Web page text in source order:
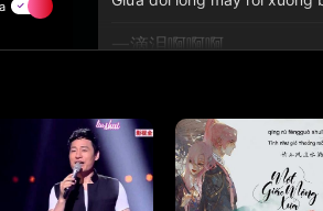
一滴泪啊啊啊
那是我啊啊啊
nà shì wǒ ā ā ā
Đó là tôi